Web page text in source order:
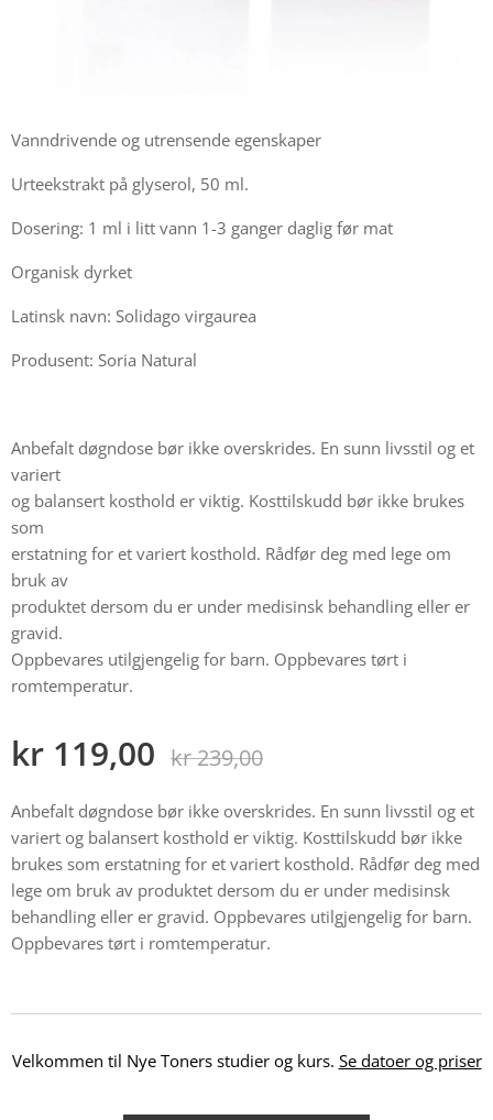
Vanndrivende og utrensende egenskaper
Urteekstrakt på glyserol, 50 ml.
Dosering: 1 ml i litt vann 1-3 ganger daglig før mat
Organisk dyrket
Latinsk navn: Solidago virgaurea
Produsent: Soria Natural
Anbefalt døgndose bør ikke overskrides. En sunn livsstil og et
variert
og balansert kosthold er viktig. Kosttilskudd bør ikke brukes
som
erstatning for et variert kosthold. Rådfør deg med lege om
bruk av
produktet dersom du er under medisinsk behandling eller er
gravid.
Oppbevares utilgjengelig for barn. Oppbevares tørt i
romtemperatur.
kr 119,00 kr239,00
Anbefalt døgndose bør ikke overskrides. En sunn livsstil og et
variert og balansert kosthold er viktig. Kosttilskudd bør ikke
brukes som erstatning for et variert kosthold. Rådfør deg med
lege om bruk av produktet dersom du er under medisinsk
behandling eller er gravid. Oppbevares utilgjengelig for barn.
Oppbevares tørt i romtemperatur.
Velkommen til Nye Toners studier og kurs. Se datoer og priser